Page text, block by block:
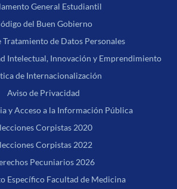
General Estudiantil
del Buen Gobierno
Tratamiento de Datos Personales
Intelectual, Innovación y Emprendimiento
de Internacionalización
Aviso de Privacidad
y Acceso a la Información Pública
Corpistas 2020
Corpistas 2022
Pecuniarios 2026
Específico Facultad de Medicina